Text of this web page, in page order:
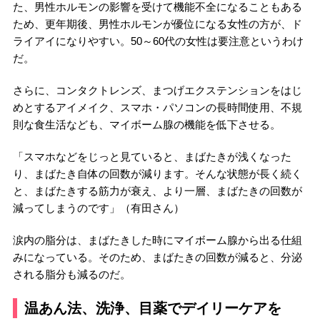
た、男性ホルモンの影響を受けて機能不全になることもある
ため、更年期後、男性ホルモンが優位になる女性の方が、ド
ライアイになりやすい。50～60代の女性は要注意というわけ
だ。
さらに、コンタクトレンズ、まつげエクステンションをはじ
めとするアイメイク、スマホ・パソコンの長時間使用、不規
則な食生活なども、マイボーム腺の機能を低下させる。
「スマホなどをじっと見ていると、まばたきが浅くなった
り、まばたき自体の回数が減ります。そんな状態が長く続く
と、まばたきする筋力が衰え、より一層、まばたきの回数が
減ってしまうのです」（有田さん）
涙内の脂分は、まばたきした時にマイボーム腺から出る仕組
みになっている。そのため、まばたきの回数が減ると、分泌
される脂分も減るのだ。
温あん法、洗浄、目薬でデイリーケアを